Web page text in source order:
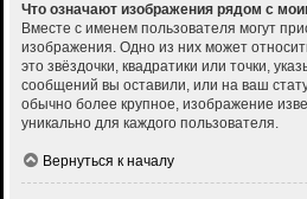
Что означают изображения рядом с
Вместе с именем пользователя могут
изображения. Одно из них может
это звёздочки, квадратики или точки,
сообщений вы оставили, или на ваш
обычно более крупное, изображение
уникально для каждого пользователя.
Вернуться к началу